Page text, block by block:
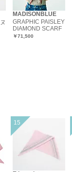
MADISONBLUE
GRAPHIC PAISLEY
DIAMOND SCARF
￥71,500